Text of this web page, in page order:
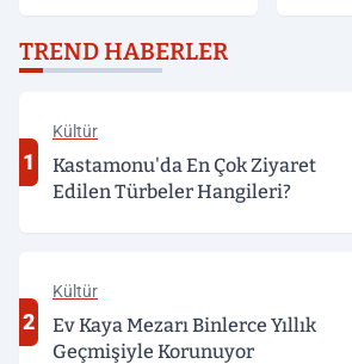
TREND HABERLER
1
Kültür
Kastamonu'da En Çok Ziyaret
Edilen Türbeler Hangileri?
2
Kültür
Ev Kaya Mezarı Binlerce Yıllık
Geçmişiyle Korunuyor